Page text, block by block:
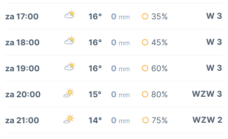
za 17:00 16° 0 mm 35% W 3
za 18:00 16° 0 mm 45% W 3
za 19:00 16° 0 mm 60% W 3
za 20:00 15° 0 mm 80% WZW 3
za 21:00 14° 0 mm 75% WZW 2